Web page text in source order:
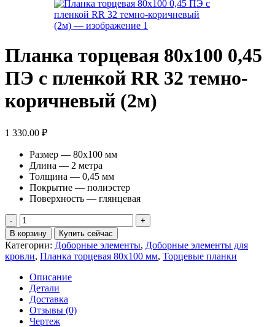
Планка торцевая 80х100 0,45
ПЭ с пленкой RR 32 темно-
коричневый (2м)
1 330.00 ₽
Размер — 80х100 мм
Длина — 2 метра
Толщина — 0,45 мм
Покрытие — полиэстер
Поверхность — глянцевая
Количество
товара
Планка
торцевая
80х100
0,45
ПЭ
с
пленкой
RR
В корзину Купить сейчас
Категории: Доборные элементы, Доборные элементы для
кровли, Планка торцевая 80х100 мм, Торцевые планки
Описание
Детали
Доставка
Отзывы (0)
Чертеж